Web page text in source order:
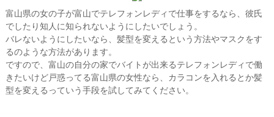
富山県の女の子が富山でテレフォンレディで仕事をするなら、彼氏
でしたり知人に知られないようにしたいでしょう。
バレないようにしたいなら、髪型を変えるという方法やマスクをす
るのような方法があります。
ですので、富山の自分の家でバイトが出来るテレフォンレディで働
きたいけど戸惑ってる富山県の女性なら、カラコンを入れるとか髪
型を変えるっていう手段を試してみてください。